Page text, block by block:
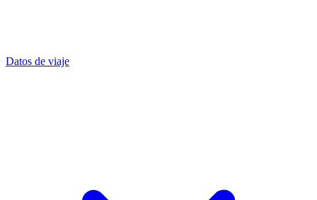
Datos de viaje